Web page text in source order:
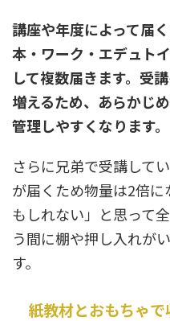
講座や年度によって届
本・ワーク・エデュト
して複数届きます。受
増えるため、あらかじ
管理しやすくなります。
さらに兄弟で受講して
が届くため物量は2倍
もしれない」と思って
う間に棚や押し入れが
す。
紙教材とおもちゃ